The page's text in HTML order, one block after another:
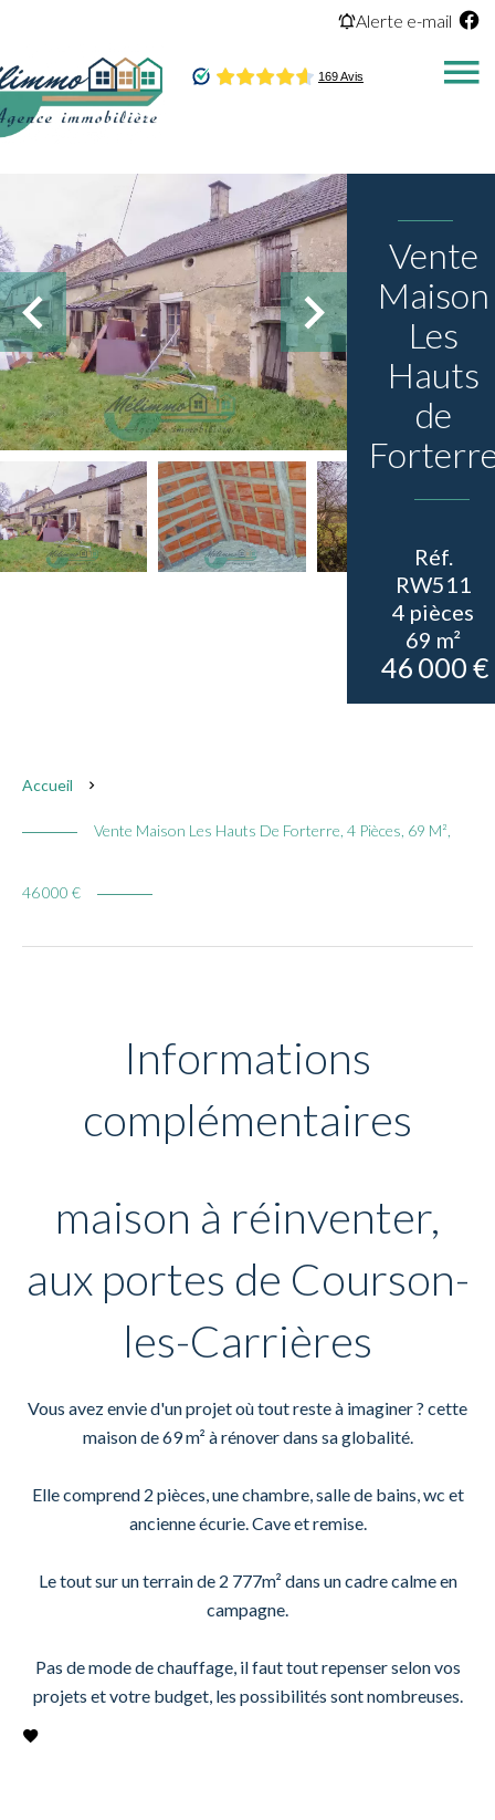
Alerte e-mail
Vente
Maison
Les
Hauts
de
Réf.
RW511
4 pièces
69 m²
46 000 €
Accueil
Vente Maison Les Hauts De Forterre, 4 Pièces, 69 M²,
46 000 €
Informations
complémentaires
maison à réinventer,
aux portes de Courson-
les-Carrières
Vous avez envie d'un projet où tout reste à imaginer ? cette
maison de 69 m² à rénover dans sa globalité.
Elle comprend 2 pièces, une chambre, salle de bains, wc et
ancienne écurie. Cave et remise.
Le tout sur un terrain de 2 777m² dans un cadre calme en
campagne.
Pas de mode de chauffage, il faut tout repenser selon vos
projets et votre budget, les possibilités sont nombreuses.